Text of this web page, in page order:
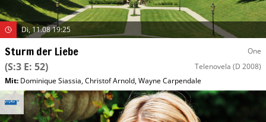
Di, 11.08 19:25
Sturm der Liebe One
(S:3 E: 52) Telenovela (D 2008)
Mit: Dominique Siassia,Christof Arnold,Wayne Carpendale